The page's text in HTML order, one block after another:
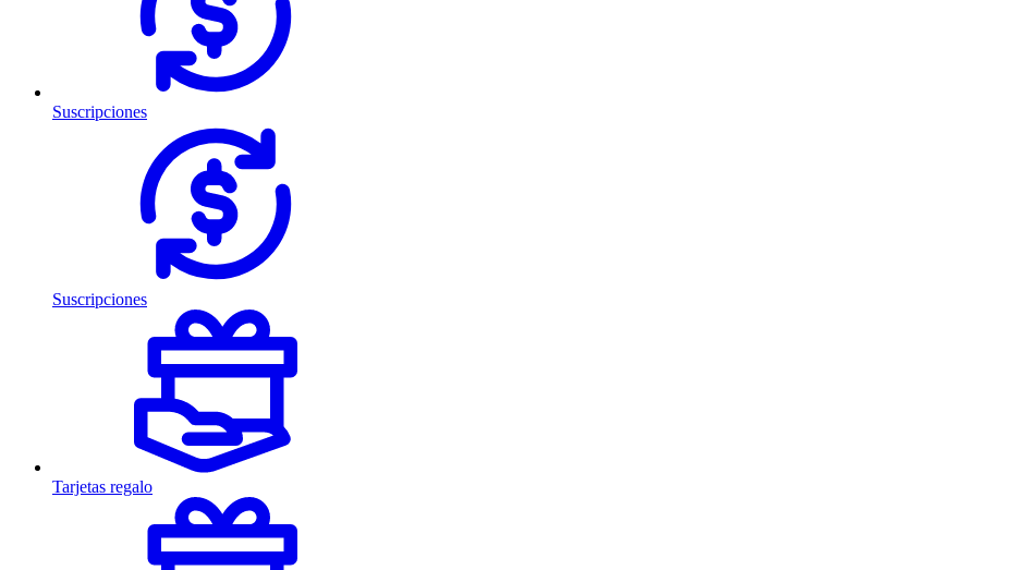
Suscripciones
Suscripciones
Tarjetas regalo